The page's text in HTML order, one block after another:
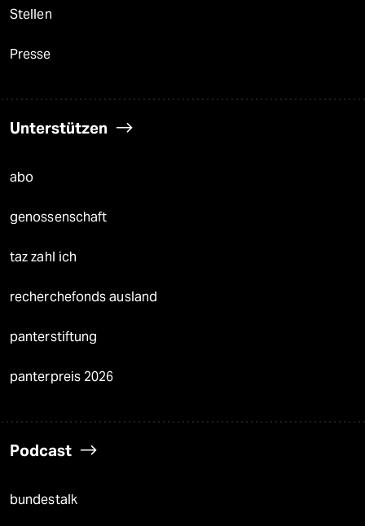
Stellen
Presse
Unterstützen
abo
genossenschaft
taz zahl ich
recherchefonds ausland
panterstiftung
panterpreis 2026
Podcast
bundestalk